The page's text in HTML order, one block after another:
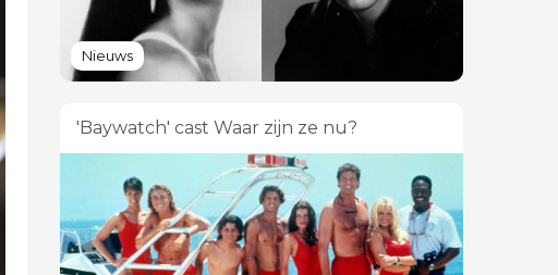
Nieuws
'Baywatch' cast Waar zijn ze nu?